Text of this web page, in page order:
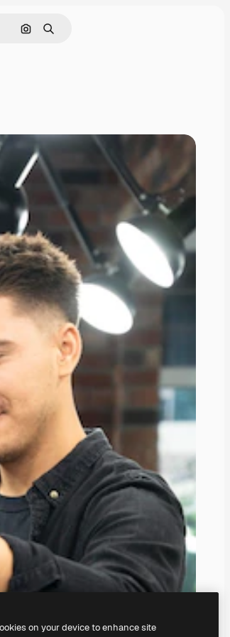
Cerca per immagine
Ricerca
on your device to enhance site